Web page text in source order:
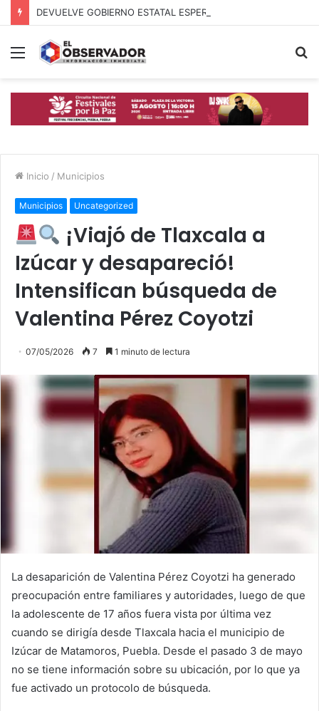
Menú
Inicio / Municipios
Municipios Uncategorized
¡Viajó de Tlaxcala a
Izúcar y desapareció!
Intensifican búsqueda de
Valentina Pérez Coyotzi
07/05/2026 7 1 minuto de lectura
La desaparición de Valentina Pérez Coyotzi ha generado
preocupación entre familiares y autoridades, luego de que
la adolescente de 17 años fuera vista por última vez
cuando se dirigía desde Tlaxcala hacia el municipio de
Izúcar de Matamoros, Puebla. Desde el pasado 3 de mayo
no se tiene información sobre su ubicación, por lo que ya
fue activado un protocolo de búsqueda.